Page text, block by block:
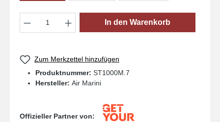
Produkt Anzahl: Gib den gewünschten
In den Warenkorb
Zum Merkzettel hinzufügen
Produktnummer: ST1000M.7
Hersteller: Air Marini
Offizieller Partner von: